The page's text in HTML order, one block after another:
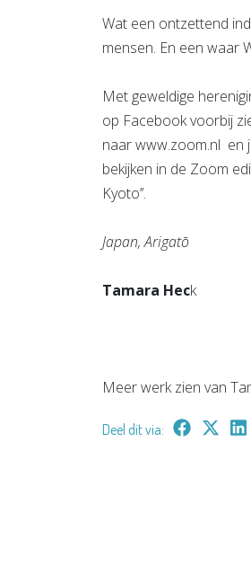
Wat een ontzettend
mensen. En een waar
Met geweldige
op Facebook voorbij
naar www.zoom.nl en
bekijken in de Zoom
Kyoto’’.
Japan, Arigatō
Tamara Heck
Meer werk zien van
Deel dit via: